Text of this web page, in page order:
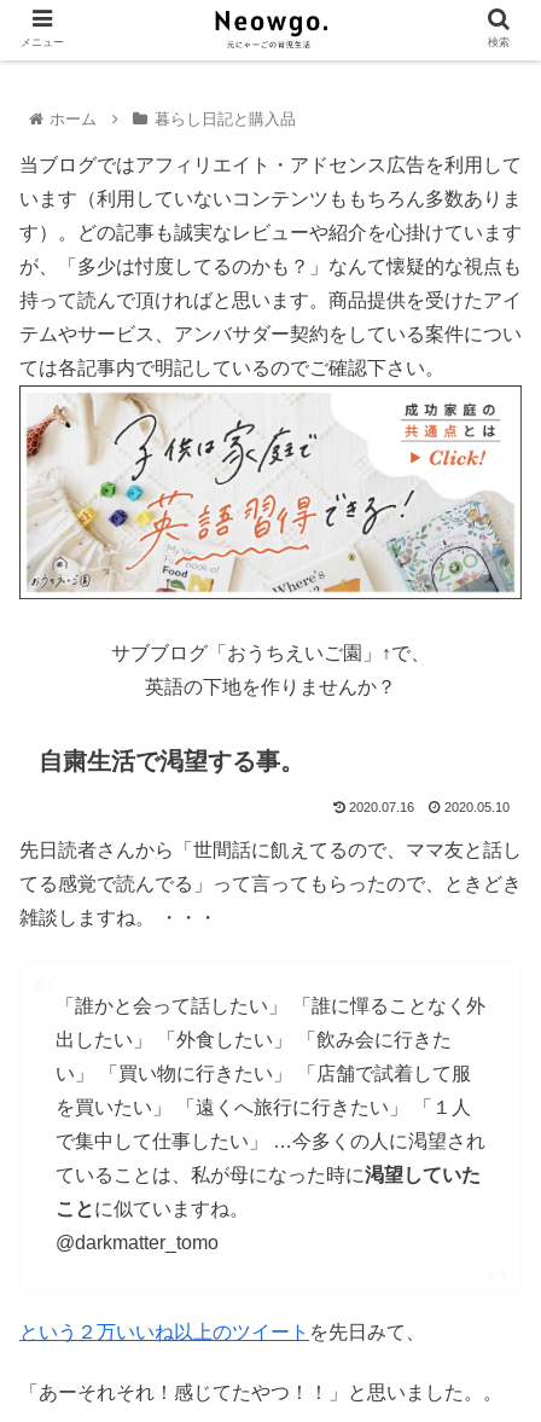
ホーム 暮らし日記と購入品
当ブログではアフィリエイト・アドセンス広告を利用して
います（利用していないコンテンツももちろん多数ありま
す）。どの記事も誠実なレビューや紹介を心掛けています
が、「多少は忖度してるのかも？」なんて懐疑的な視点も
持って読んで頂ければと思います。商品提供を受けたアイ
テムやサービス、アンバサダー契約をしている案件につい
ては各記事内で明記しているのでご確認下さい。
サブブログ「おうちえいご園」↑で、
英語の下地を作りませんか？
自粛生活で渇望する事。
2020.07.16 2020.05.10
先日読者さんから「世間話に飢えてるので、ママ友と話し
てる感覚で読んでる」って言ってもらったので、ときどき
雑談しますね。 ・・・
「誰かと会って話したい」 「誰に憚ることなく外
出したい」 「外食したい」 「飲み会に行きた
い」 「買い物に行きたい」 「店舗で試着して服
を買いたい」 「遠くへ旅行に行きたい」 「１人
で集中して仕事したい」 …今多くの人に渇望され
ていることは、私が母になった時に渇望していた
ことに似ていますね。
@darkmatter_tomo
という２万いいね以上のツイート を先日みて、
「あーそれそれ！感じてたやつ！！」と思いました。。
メニュー 検索